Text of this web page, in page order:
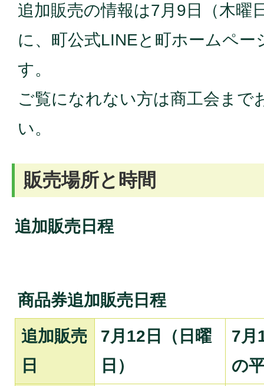
追加販売の情報は7月9日（木曜
に、町公式LINEと町ホームペ
す。
ご覧になれない方は商工会まで
い。
販売場所と時間
追加販売日程
商品券追加販売日程
追加販売
日
7月12日（日曜
日）
7月
の